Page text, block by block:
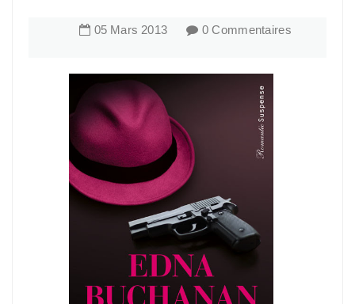
05 Mars 2013 0 Commentaires